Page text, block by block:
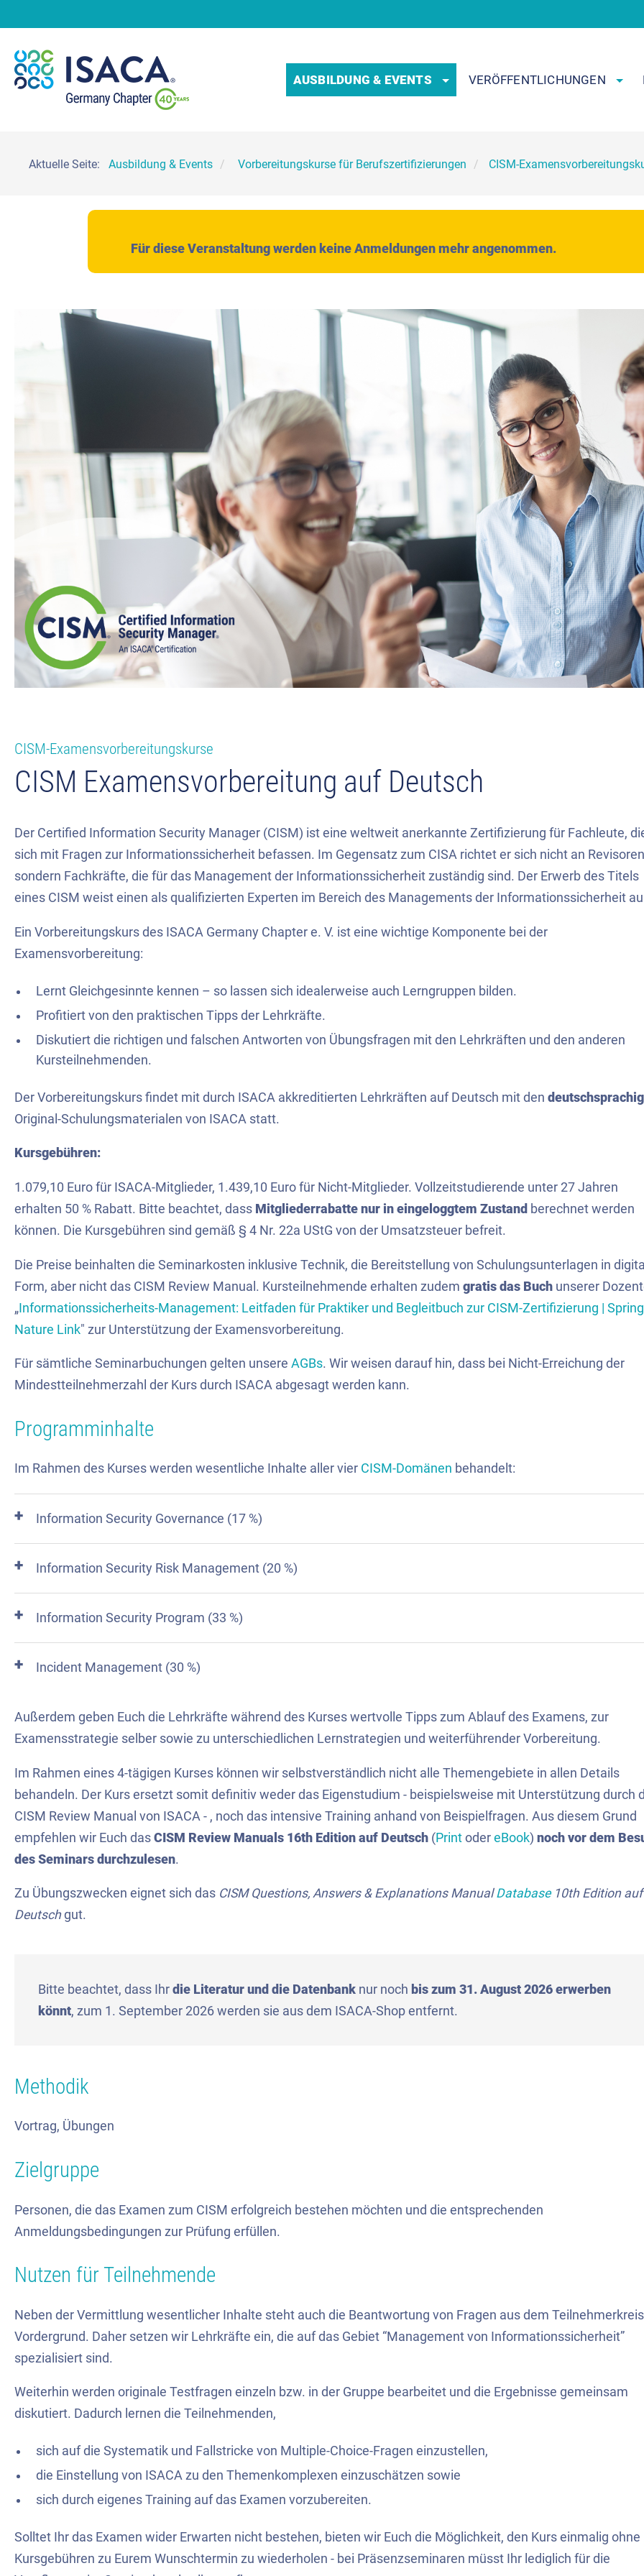
AUSBILDUNG & EVENTS VERÖFFENTLICHUNGEN
Aktuelle Seite: Ausbildung & Events Vorbereitungskurse für Berufszertifizierungen CISM-
Für diese Veranstaltung werden keine Anmeldungen mehr angenommen.
CISM-Examensvorbereitungskurse
CISM Examensvorbereitung auf Deutsch
Der Certified Information Security Manager (CISM) ist eine weltweit anerkannte Zertifizierung für Fachleute,
sich mit Fragen zur Informationssicherheit befassen. Im Gegensatz zum CISA richtet er sich nicht an
sondern Fachkräfte, die für das Management der Informationssicherheit zuständig sind. Der Erwerb des Titels
eines CISM weist einen als qualifizierten Experten im Bereich des Managements der Informationssicherheit
Ein Vorbereitungskurs des ISACA Germany Chapter e. V. ist eine wichtige Komponente bei der
Examensvorbereitung:
Lernt Gleichgesinnte kennen – so lassen sich idealerweise auch Lerngruppen bilden.
Profitiert von den praktischen Tipps der Lehrkräfte.
Diskutiert die richtigen und falschen Antworten von Übungsfragen mit den Lehrkräften und den anderen
Kursteilnehmenden.
Der Vorbereitungskurs findet mit durch ISACA akkreditierten Lehrkräften auf Deutsch mit den
Original-Schulungsmaterialen von ISACA statt.
Kursgebühren:
1.079,10 Euro für ISACA-Mitglieder, 1.439,10 Euro für Nicht-Mitglieder. Vollzeitstudierende unter 27 Jahren
erhalten 50 % Rabatt. Bitte beachtet, dass Mitgliederrabatte nur in eingeloggtem Zustand berechnet werden
können. Die Kursgebühren sind gemäß § 4 Nr. 22a UStG von der Umsatzsteuer befreit.
Die Preise beinhalten die Seminarkosten inklusive Technik, die Bereitstellung von Schulungsunterlagen in
Form, aber nicht das CISM Review Manual. Kursteilnehmende erhalten zudem gratis das Buch unserer
„Informationssicherheits-Management: Leitfaden für Praktiker und Begleitbuch zur CISM-Zertifizierung |
Nature Link" zur Unterstützung der Examensvorbereitung.
Für sämtliche Seminarbuchungen gelten unsere AGBs. Wir weisen darauf hin, dass bei Nicht-Erreichung der
Mindestteilnehmerzahl der Kurs durch ISACA abgesagt werden kann.
Programminhalte
Im Rahmen des Kurses werden wesentliche Inhalte aller vier CISM-Domänen behandelt:
Information Security Governance (17 %)
Information Security Risk Management (20 %)
Information Security Program (33 %)
Incident Management (30 %)
Außerdem geben Euch die Lehrkräfte während des Kurses wertvolle Tipps zum Ablauf des Examens, zur
Examensstrategie selber sowie zu unterschiedlichen Lernstrategien und weiterführender Vorbereitung.
Im Rahmen eines 4-tägigen Kurses können wir selbstverständlich nicht alle Themengebiete in allen Details
behandeln. Der Kurs ersetzt somit definitiv weder das Eigenstudium - beispielsweise mit Unterstützung durch
CISM Review Manual von ISACA - , noch das intensive Training anhand von Beispielfragen. Aus diesem Grund
empfehlen wir Euch das CISM Review Manuals 16th Edition auf Deutsch (Print oder eBook) noch vor dem
des Seminars durchzulesen.
Zu Übungszwecken eignet sich das CISM Questions, Answers & Explanations ManualDatabase 10th Edition auf
Deutsch gut.
Bitte beachtet, dass Ihr die Literatur und die Datenbank nur noch bis zum 31. August 2026 erwerben
könnt, zum 1. September 2026 werden sie aus dem ISACA-Shop entfernt.
Methodik
Vortrag, Übungen
Zielgruppe
Personen, die das Examen zum CISM erfolgreich bestehen möchten und die entsprechenden
Anmeldungsbedingungen zur Prüfung erfüllen.
Nutzen für Teilnehmende
Neben der Vermittlung wesentlicher Inhalte steht auch die Beantwortung von Fragen aus dem
Vordergrund. Daher setzen wir Lehrkräfte ein, die auf das Gebiet “Management von Informationssicherheit”
spezialisiert sind.
Weiterhin werden originale Testfragen einzeln bzw. in der Gruppe bearbeitet und die Ergebnisse gemeinsam
diskutiert. Dadurch lernen die Teilnehmenden,
sich auf die Systematik und Fallstricke von Multiple-Choice-Fragen einzustellen,
die Einstellung von ISACA zu den Themenkomplexen einzuschätzen sowie
sich durch eigenes Training auf das Examen vorzubereiten.
Solltet Ihr das Examen wider Erwarten nicht bestehen, bieten wir Euch die Möglichkeit, den Kurs einmalig ohne
Kursgebühren zu Eurem Wunschtermin zu wiederholen - bei Präsenzseminaren müsst Ihr lediglich für die